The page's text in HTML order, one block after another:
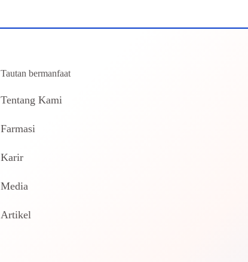
Tautan bermanfaat
Tentang Kami
Farmasi
Karir
Media
Artikel